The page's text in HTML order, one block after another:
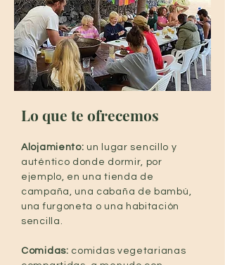
Lo que te ofrecemos
Alojamiento: un lugar sencillo y
auténtico donde dormir, por
ejemplo, en una tienda de
campaña, una cabaña de bambú,
una furgoneta o una habitación
sencilla.
Comidas: comidas vegetarianas